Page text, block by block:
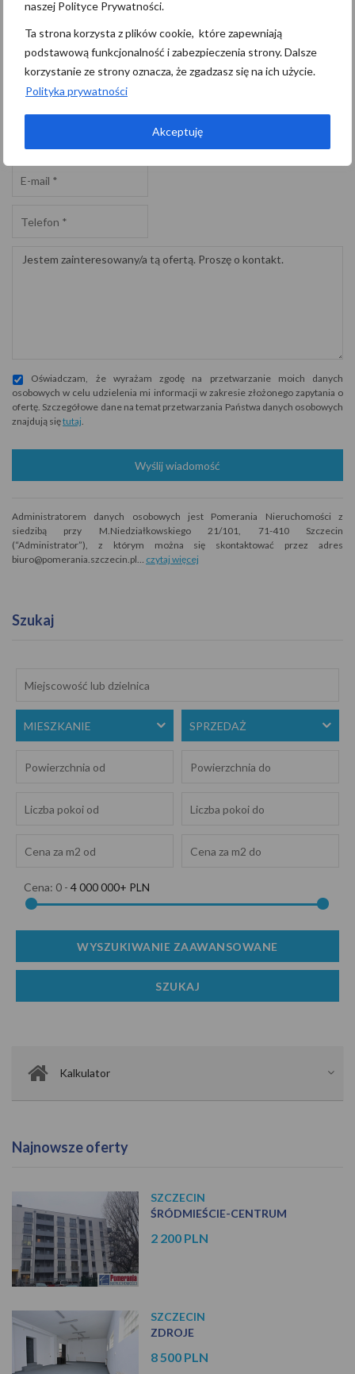
naszej Polityce Prywatności.
Ta strona korzysta z plików cookie, które zapewniają
podstawową funkcjonalność i zabezpieczenia strony. Dalsze
korzystanie ze strony oznacza, że zgadzasz się na ich użycie.
Polityka prywatności
Akceptuję
Pomerania Nieruchomości
Telefon:
602294787, 697767787
E-mail:
biuro@pomerania.szczecin.pl
Oświadczam, że wyrażam zgodę na przetwarzanie moich danych
osobowych w celu udzielenia mi informacji w zakresie złożonego zapytania o
ofertę. Szczegółowe dane na temat przetwarzania Państwa danych osobowych
znajdują siętutaj
Wyślij wiadomość
Administratorem danych osobowych jest Pomerania Nieruchomości z
siedzibą przy M.Niedziałkowskiego 21/101, 71-410 Szczecin
(“Administrator”), z którym można się skontaktować przez adres
biuro@pomerania.szczecin.pl… czytaj więcej
Szukaj
MIESZKANIE SPRZEDAŻ
Cena: 0 - 4 000 000+ PLN
Kalkulator
Najnowsze oferty
SZCZECIN
ŚRÓDMIEŚCIE-CENTRUM
2 200 PLN
SZCZECIN
ZDROJE
8 500 PLN